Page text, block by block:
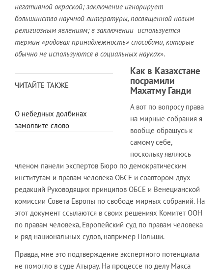
негативной окраской; заключение игнорирует
большинство научной литературы, посвященной новым
религиозным явлениям; в заключении используется
термин «родовая принадлежность» способами, которые
обычно не используются в социальных науках».
ЧИТАЙТЕ ТАКЖЕ
О небедных долбинах
замолвите слово
Как в Казахстане
посрамили
Махатму Ганди
А вот по вопросу права
на мирные собрания я
вообще обращусь к
самому себе,
поскольку являюсь
членом панели экспертов Бюро по демократическим
институтам и правам человека ОБСЕ и соавтором двух
редакций Руководящих принципов ОБСЕ и Венецианской
комиссии Совета Европы по свободе мирных собраний. На
этот документ ссылаются в своих решениях Комитет ООН
по правам человека, Европейский суд по правам человека
и ряд национальных судов, например Польши.
Правда, мне это подтверждение экспертного потенциала
не помогло в суде Атырау. На процессе по делу Макса